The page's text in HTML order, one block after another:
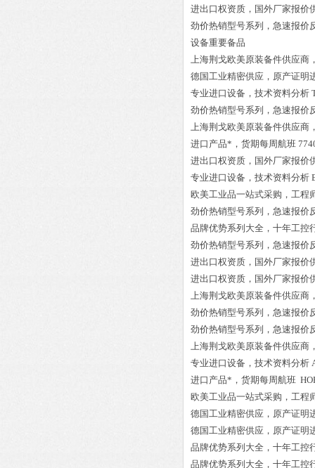
进出口权资质，国外厂家报价
劲价热销型号系列，急速报价
设备重要备品
上海荆戈欧美原装备件供应商
德国工业精密供应，原产证明
专业进口设备，技术资料分析
劲价热销型号系列，急速报价
上海荆戈欧美原装备件供应商
进口产品*，货期每周航班
进出口权资质，国外厂家报价
专业进口设备，技术资料分析
欧美工业品一站式采购，工程
劲价热销型号系列，急速报价
品牌优势系列大全，十年工控
劲价热销型号系列，急速报价
进出口权资质，国外厂家报价
进出口权资质，国外厂家报价
上海荆戈欧美原装备件供应商
劲价热销型号系列，急速报价
劲价热销型号系列，急速报价
上海荆戈欧美原装备件供应商
专业进口设备，技术资料分析
进口产品*，货期每周航班
欧美工业品一站式采购，工程
德国工业精密供应，原产证明
德国工业精密供应，原产证明
品牌优势系列大全，十年工控
品牌优势系列大全，十年工控